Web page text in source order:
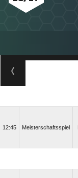
12:45 Meisterschaftsspiel